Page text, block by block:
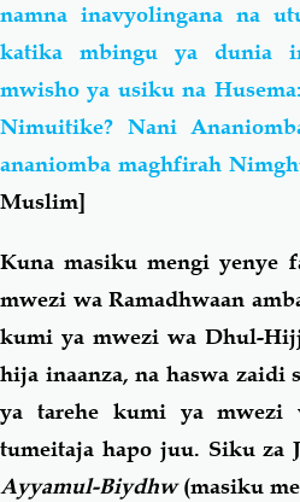
namna inavyolingana na
katika mbingu ya dunia
mwisho ya usiku na
Nimuitike? Nani
ananiomba maghfirah
Muslim]
Kuna masiku mengi yenye
mwezi wa Ramadhwaan
kumi ya mwezi wa Dhul-
hija inaanza, na haswa
ya tarehe kumi ya mwezi
tumeitaja hapo juu. Siku za
Ayyamul-Biydhw(masiku